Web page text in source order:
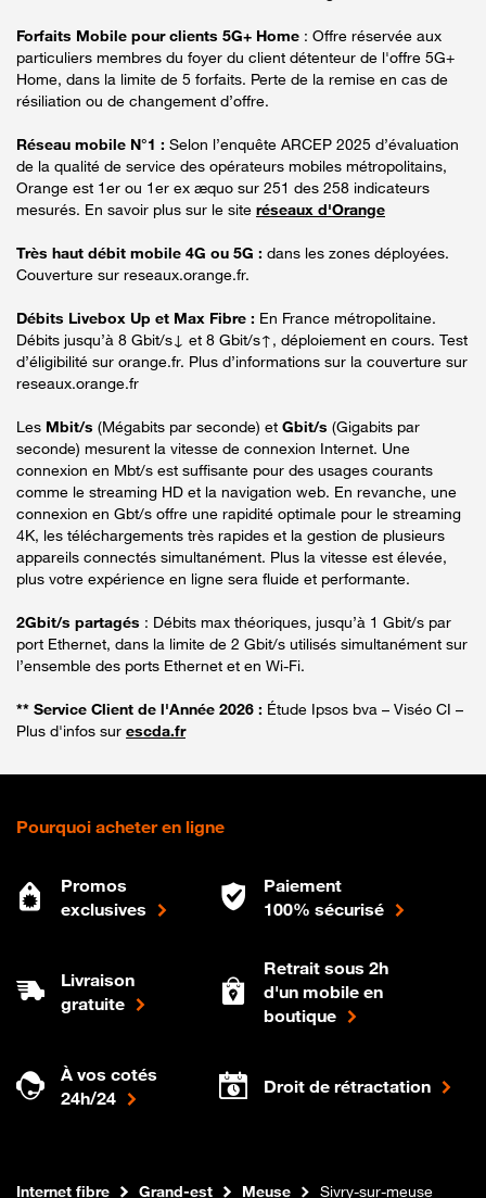
Forfaits Mobile pour clients 5G+ Home : Offre réservée aux
particuliers membres du foyer du client détenteur de l'offre 5G+
Home, dans la limite de 5 forfaits. Perte de la remise en cas de
résiliation ou de changement d’offre.
Réseau mobile N°1 : Selon l’enquête ARCEP 2025 d’évaluation
de la qualité de service des opérateurs mobiles métropolitains,
Orange est 1er ou 1er ex æquo sur 251 des 258 indicateurs
mesurés. En savoir plus sur le site réseaux d'Orange
Très haut débit mobile 4G ou 5G : dans les zones déployées.
Couverture sur reseaux.orange.fr.
Débits Livebox Up et Max Fibre : En France métropolitaine.
Débits jusqu’à 8 Gbit/s↓ et 8 Gbit/s↑, déploiement en cours. Test
d’éligibilité sur orange.fr. Plus d’informations sur la couverture sur
reseaux.orange.fr
Les Mbit/s (Mégabits par seconde) et Gbit/s (Gigabits par
seconde) mesurent la vitesse de connexion Internet. Une
connexion en Mbt/s est suffisante pour des usages courants
comme le streaming HD et la navigation web. En revanche, une
connexion en Gbt/s offre une rapidité optimale pour le streaming
4K, les téléchargements très rapides et la gestion de plusieurs
appareils connectés simultanément. Plus la vitesse est élevée,
plus votre expérience en ligne sera fluide et performante.
2Gbit/s partagés : Débits max théoriques, jusqu’à 1 Gbit/s par
port Ethernet, dans la limite de 2 Gbit/s utilisés simultanément sur
l’ensemble des ports Ethernet et en Wi-Fi.
** Service Client de l'Année 2026 : Étude Ipsos bva – Viséo CI –
Plus d'infos sur escda.fr
Pourquoi acheter en ligne
Promos
exclusives
Paiement
100% sécurisé
Livraison
gratuite
Retrait sous 2h
d'un mobile en
boutique
À vos cotés
24h/24
Droit de rétractation
Boutique Orange
Internet fibre Grand-est Meuse Sivry-sur-meuse